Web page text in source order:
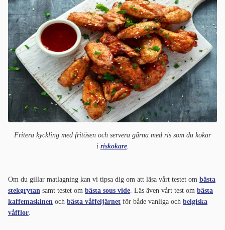
Fritera kyckling med fritösen och servera gärna med ris som du kokar
i riskokare.
Om du gillar matlagning kan vi tipsa dig om att läsa vårt testet om bästa
stekgrytan samt testet om bästa sous vide . Läs även vårt test om bästa
kaffemaskinen och bästa våffeljärnet för både vanliga och belgiska
våfflor